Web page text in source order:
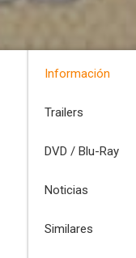
Información
Trailers
DVD / Blu-Ray
Noticias
Similares